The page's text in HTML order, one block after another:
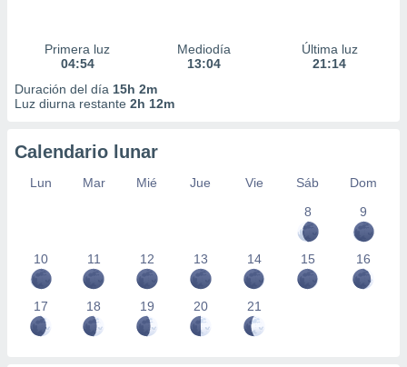
Primera luz
04:54
Mediodía
13:04
Última luz
21:14
Duración del día 15h 2m
Luz diurna restante 2h 12m
Calendario lunar
Lun Mar Mié Jue Vie Sáb
Dom
8
9
10 11 12 13 14 15 16
17 18 19 20 21